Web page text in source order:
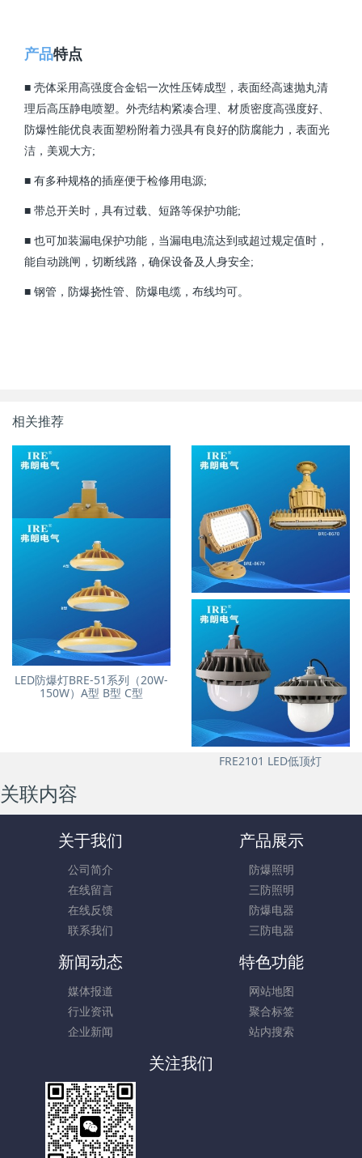
产品特点
■ 壳体采用高强度合金铝一次性压铸成型，表面经高速抛丸清
理后高压静电喷塑。外壳结构紧凑合理、材质密度高强度好、
防爆性能优良表面塑粉附着力强具有良好的防腐能力，表面光
洁，美观大方;
■ 有多种规格的插座便于检修用电源;
■ 带总开关时，具有过载、短路等保护功能;
■ 也可加装漏电保护功能，当漏电电流达到或超过规定值时，
能自动跳闸，切断线路，确保设备及人身安全;
■ 钢管，防爆挠性管、防爆电缆，布线均可。
相关推荐
LED防爆免维护节能灯BRE-
1805D
LED防爆灯BRE-8670、BRE-
8679 (30W-80W)
LED防爆灯BRE-51系列（20W-
150W）A型 B型 C型
FRE2101 LED低顶灯
关联内容
关于我们
公司简介
在线留言
在线反馈
联系我们
产品展示
防爆照明
三防照明
防爆电器
三防电器
新闻动态
媒体报道
行业资讯
企业新闻
特色功能
网站地图
聚合标签
站内搜索
关注我们